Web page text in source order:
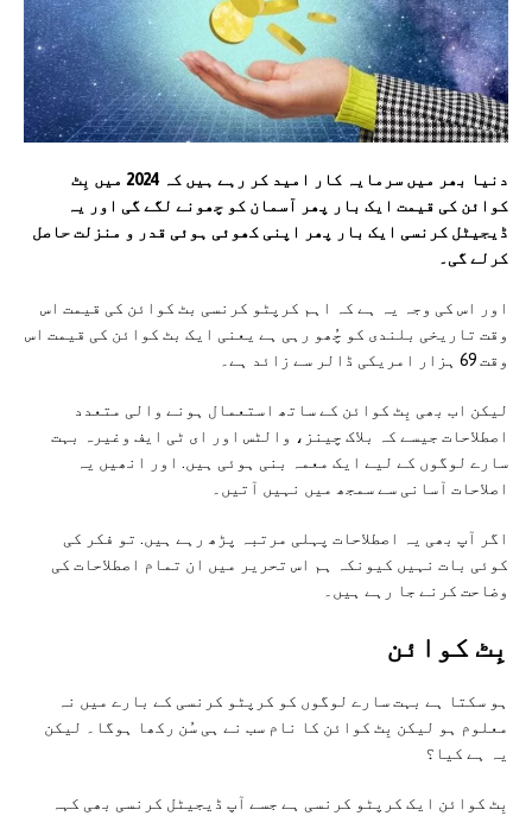
دنیا بھر میں سرمایہ کار امید کر رہے ہیں کہ 2024 میں بِٹ
کوائن کی قیمت ایک بار پھر آسمان کو چھونے لگے گی اور یہ
ڈیجیٹل کرنسی ایک بار پھر اپنی کھوئی ہوئی قدر و منزلت حاصل
کرلے گی۔
اور اس کی وجہ یہ ہے کہ اہم کرپٹو کرنسی بٹ کوائن کی قیمت اس
وقت تاریخی بلندی کو چُھو رہی ہے یعنی ایک بٹ کوائن کی قیمت اس
وقت 69 ہزار امریکی ڈالر سے زائد ہے۔
لیکن اب بھی بِٹ کوائن کے ساتھ استعمال ہونے والی متعدد
اصطلاحات جیسے کہ بلاک چینز، والٹس اور ای ٹی ایف وغیرہ بہت
سارے لوگوں کے لیے ایک معمہ بنی ہوئی ہیں. اور انھیں یہ
اصلاحات آسانی سے سمجھ میں نہیں آتیں۔
اگر آپ بھی یہ اصطلاحات پہلی مرتبہ پڑھ رہے ہیں. تو فکر کی
کوئی بات نہیں کیونکہ ہم اس تحریر میں ان تمام اصطلاحات کی
وضاحت کرنے جا رہے ہیں۔
بِٹ کوائن
ہو سکتا ہے بہت سارے لوگوں کو کرپٹو کرنسی کے بارے میں نہ
معلوم ہو لیکن بِٹ کوائن کا نام سب نے ہی سُن رکھا ہوگا۔ لیکن
یہ ہے کیا؟
بِٹ کوائن ایک کرپٹو کرنسی ہے جسے آپ ڈیجیٹل کرنسی بھی کہہ